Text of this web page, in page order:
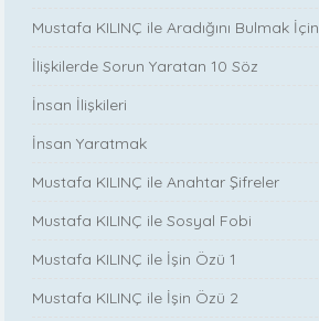
Mustafa KILINÇ ile Aradığını Bulmak İçin
İlişkilerde Sorun Yaratan 10 Söz
İnsan İlişkileri
İnsan Yaratmak
Mustafa KILINÇ ile Anahtar Şifreler
Mustafa KILINÇ ile Sosyal Fobi
Mustafa KILINÇ ile İşin Özü 1
Mustafa KILINÇ ile İşin Özü 2